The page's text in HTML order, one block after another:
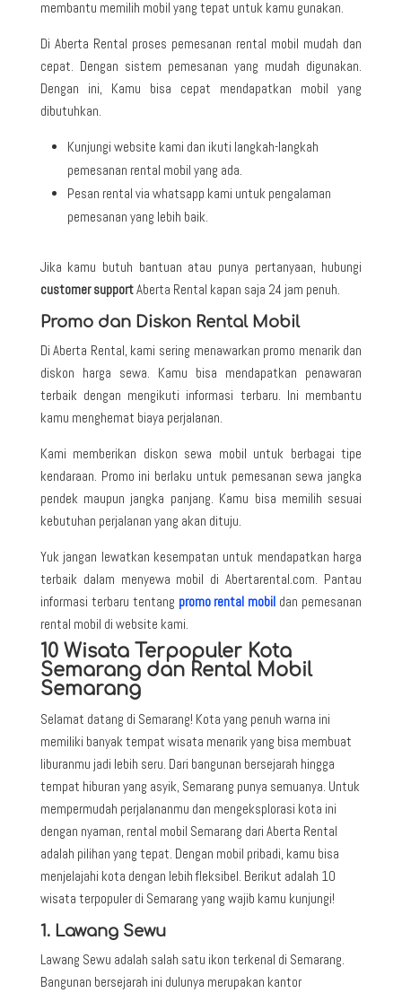
membantu memilih mobil yang tepat untuk kamu gunakan.
Di Aberta Rental proses pemesanan rental mobil mudah dan
cepat. Dengan sistem pemesanan yang mudah digunakan.
Dengan ini, Kamu bisa cepat mendapatkan mobil yang
dibutuhkan.
Kunjungi website kami dan ikuti langkah-langkah
pemesanan rental mobil yang ada.
Pesan rental via whatsapp kami untuk pengalaman
pemesanan yang lebih baik.
Jika kamu butuh bantuan atau punya pertanyaan, hubungi
customer supportAberta Rental kapan saja 24 jam penuh.
Promo dan Diskon Rental Mobil
Di Aberta Rental, kami sering menawarkan promo menarik dan
diskon harga sewa. Kamu bisa mendapatkan penawaran
terbaik dengan mengikuti informasi terbaru. Ini membantu
kamu menghemat biaya perjalanan.
Kami memberikan diskon sewa mobil untuk berbagai tipe
kendaraan. Promo ini berlaku untuk pemesanan sewa jangka
pendek maupun jangka panjang. Kamu bisa memilih sesuai
kebutuhan perjalanan yang akan dituju.
Yuk jangan lewatkan kesempatan untuk mendapatkan harga
terbaik dalam menyewa mobil di Abertarental.com. Pantau
informasi terbaru tentang promo rental mobil dan pemesanan
rental mobil di website kami.
10 Wisata Terpopuler Kota
Semarang dan Rental Mobil
Semarang
Selamat datang di Semarang! Kota yang penuh warna ini
memiliki banyak tempat wisata menarik yang bisa membuat
liburanmu jadi lebih seru. Dari bangunan bersejarah hingga
tempat hiburan yang asyik, Semarang punya semuanya. Untuk
mempermudah perjalananmu dan mengeksplorasi kota ini
dengan nyaman, rental mobil Semarang dari Aberta Rental
adalah pilihan yang tepat. Dengan mobil pribadi, kamu bisa
menjelajahi kota dengan lebih fleksibel. Berikut adalah 10
wisata terpopuler di Semarang yang wajib kamu kunjungi!
1. Lawang Sewu
Lawang Sewu adalah salah satu ikon terkenal di Semarang.
Bangunan bersejarah ini dulunya merupakan kantor